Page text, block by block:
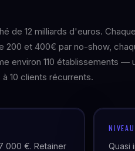
de 12 milliards d'euros.
200 et 400€ par no-show,
environ 110 établissements —
10 clients récurrents.
000 €. Retainer
Quasi